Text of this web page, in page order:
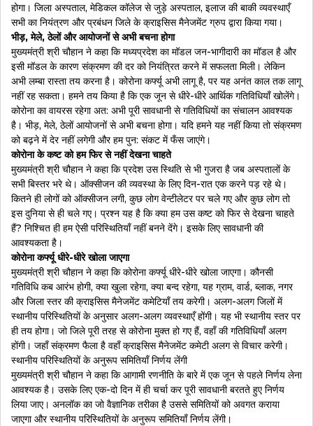
होगा। जिला अस्पताल, मेडिकल कॉलेज से जुड़े अस्पताल, इलाज की बाकी व्यवस्थाएँ
सभी का नियंत्रण और प्रबंधन जिले के क्राइसिस मैनेजमेंट ग्रुप द्वारा किया गया।
भीड़, मेले, ठेलों और आयोजनों से अभी बचना होगा
मुख्यमंत्री श्री चौहान ने कहा कि मध्यप्रदेश का मॉडल जन-भागीदारी का मॉडल है और
इसी मॉडल के कारण संक्रमण की दर को नियंत्रित करने में सफलता मिली। लेकिन
अभी लम्बा रास्ता तय करना है। कोरोना कर्फ्यू अभी लागू है, पर यह अनंत काल तक लागू
नहीं रह सकता। हमने तय किया है कि एक जून से धीरे-धीरे आर्थिक गतिविधियाँ खोलेंगे।
कोरोना का वायरस रहेगा अत: अभी पूरी सावधानी से गतिविधियों का संचालन आवश्यक
है। भीड़, मेले, ठेलों आयोजनों से अभी बचना होगा। यदि हमने यह नहीं किया तो संक्रमण
को बढ़ने में देर नहीं लगेगी और हम पुन: संकट में फँस जाएंगे।
कोरोना के कष्ट को हम फिर से नहीं देखना चाहते
मुख्यमंत्री श्री चौहान ने कहा कि प्रदेश उस स्थिति से भी गुजरा है जब अस्पतालों के
सभी बिस्तर भरे थे। ऑक्सीजन की व्यवस्था के लिए दिन-रात एक करने पड़ रहे थे।
कितने ही लोगों को ऑक्सीजन लगी, कुछ लोग वेन्टीलेटर पर चले गए और कुछ लोग तो
इस दुनिया से ही चले गए। प्रश्न यह है कि क्या हम उस कष्ट को फिर से देखना चाहते
हैं? निश्चित ही हम ऐसी परिस्थितियाँ नहीं बनने देंगे। इसके लिए सावधानी की
आवश्यकता है।
कोरोना कर्फ्यू धीरे-धीरे खोला जाएगा
मुख्यमंत्री श्री चौहान ने कहा कि कोरोना कर्फ्यू धीरे-धीरे खोला जाएगा। कौनसी
गतिविधि कब आरंभ होगी, क्या खुला रहेगा, क्या बन्द रहेगा, यह ग्राम, वार्ड, ब्लाक, नगर
और जिला स्तर की क्राइसिस मैनेजमेंट कमेटियाँ तय करेगी। अलग-अलग जिलों में
स्थानीय परिस्थितियों के अनुसार अलग-अलग व्यवस्थाएँ होंगी। यह भी स्थानीय स्तर पर
ही तय होगा। जो जिले पूरी तरह से कोरोना मुक्त हो गए हैं, वहाँ की गतिविधियाँ अलग
होंगी। जहाँ संक्रमण फैला है वहाँ क्राइसिस मैनेजमेंट कमेटी अलग से विचार करेगी।
स्थानीय परिस्थितियों के अनुरूप समितियाँ निर्णय लेंगी
मुख्यमंत्री श्री चौहान ने कहा कि आगामी रणनीति के बारे में एक जून से पहले निर्णय लेना
आवश्यक है। उसके लिए एक-दो दिन में ही चर्चा कर पूरी सावधानी बरतते हुए निर्णय
लिया जाए। अनलॉक का जो वैज्ञानिक तरीका है उससे समितियों को अवगत कराया
जाएगा और स्थानीय परिस्थितियों के अनुरूप समितियाँ निर्णय लेंगी।